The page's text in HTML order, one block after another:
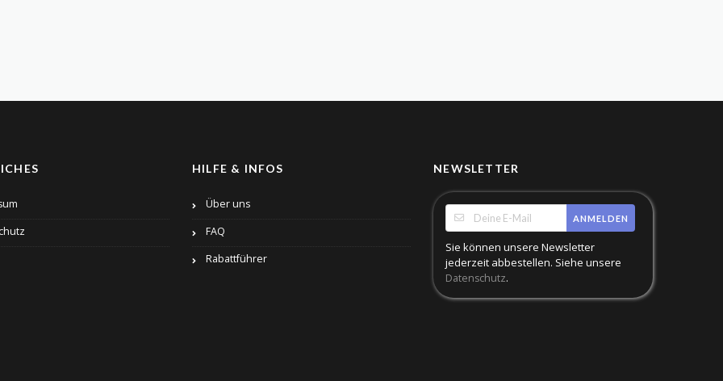
HILFE & INFOS
Über uns
FAQ
Rabattführer
NEWSLETTER
ANMELDEN
Sie können unsere Newsletter
jederzeit abbestellen. Siehe unsere
Datenschutz.